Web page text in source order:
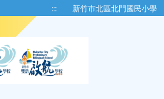
::: 新竹市北區北門國民小學